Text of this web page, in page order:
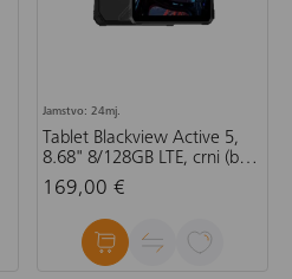
Jamstvo: 24mj.
Tablet Blackview Active 5,
8.68" 8/128GB LTE, crni (bez
adaptera)
169,00 €